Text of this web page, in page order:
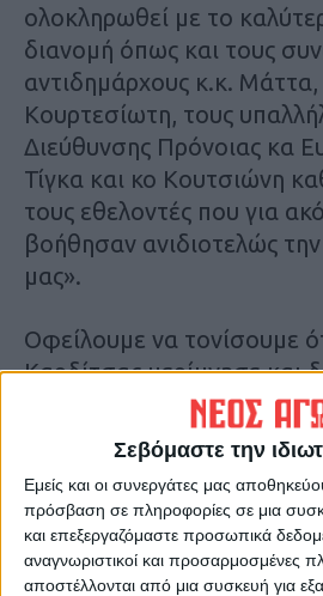
Σεβόμαστε την
Εμείς και οι συνεργάτες μας
πρόσβαση σε πληροφορίες σε μια
και επεξεργαζόμαστε προσωπικά
αναγνωριστικοί και προσαρμοσμένες
αποστέλλονται από μια συσκευή για
ολοκληρωθεί με το
διανομή όπως και τους
αντιδημάρχους κ.κ. Μάττα,
Κουρτεσίωτη, τους
Διεύθυνσης Πρόνοιας κα
Τίγκα και κο Κουτσιώνη
τους εθελοντές που για
βοήθησαν ανιδιοτελώς
μας».
Οφείλουμε να τονίσουμε
Καρδίτσας μερίμνησε και
πρόγραμμα του ΤΕΒΑ με
ψυχολογικής υποστήριξης
ωφελούμενων. Το τμήμα
οδού Ηρώων
Τελευταίες Ειδήσεις Σήμερα